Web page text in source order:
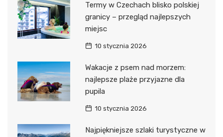
Termy w Czechach blisko polskiej
granicy – przegląd najlepszych
miejsc
10 stycznia 2026
Wakacje z psem nad morzem:
najlepsze plaże przyjazne dla
pupila
10 stycznia 2026
Najpiękniejsze szlaki turystyczne w